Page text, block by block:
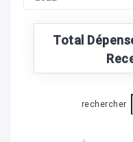
Total
rechercher